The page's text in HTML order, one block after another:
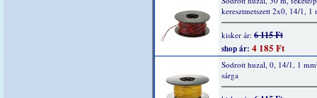
keresztmetszett 2x0, 14/1, 1
kisker ár: 6 115 Ft
shop ár: 4 185 Ft
Sodrott huzal, 0, 14/1, 1
sárga